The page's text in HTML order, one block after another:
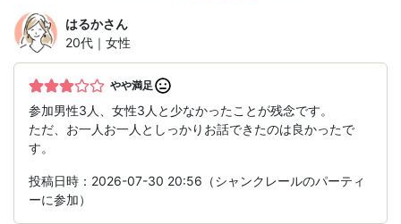
はるかさん
20代｜女性
やや満足
参加男性3人、女性3人と少なかったことが残念です。
ただ、お一人お一人としっかりお話できたのは良かったで
す。
投稿日時：2026-07-30 20:56（シャンクレールのパーティ
ーに参加）